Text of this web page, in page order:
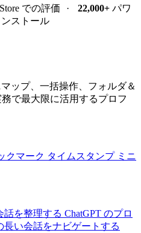
での評価 · 22,000+パワ
ストール
ップ、一括操作、フォルダ＆
で最大限に活用するプロフ
クマーク タイムスタンプ ミニ
話を整理する ChatGPT のプロ
長い会話をナビゲートする